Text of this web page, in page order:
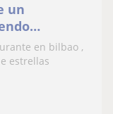
un
estrellas
en bilbao ,
estrellas